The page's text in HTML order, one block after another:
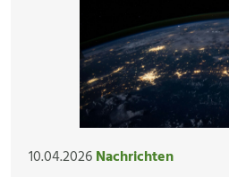
10.04.2026Nachrichten